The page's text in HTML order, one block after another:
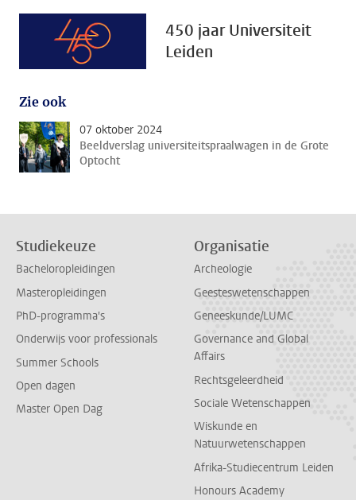
450 jaar Universiteit
Leiden
Zie ook
07 oktober 2024
Beeldverslag universiteitspraalwagen in de Grote
Optocht
Studiekeuze
Bacheloropleidingen
Masteropleidingen
PhD-programma's
Onderwijs voor professionals
Summer Schools
Open dagen
Master Open Dag
Organisatie
Archeologie
Geesteswetenschappen
Geneeskunde/LUMC
Governance and Global
Affairs
Rechtsgeleerdheid
Sociale Wetenschappen
Wiskunde en
Natuurwetenschappen
Afrika-Studiecentrum Leiden
Honours Academy